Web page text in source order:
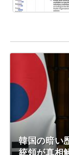
韓国の暗い
統領が真相